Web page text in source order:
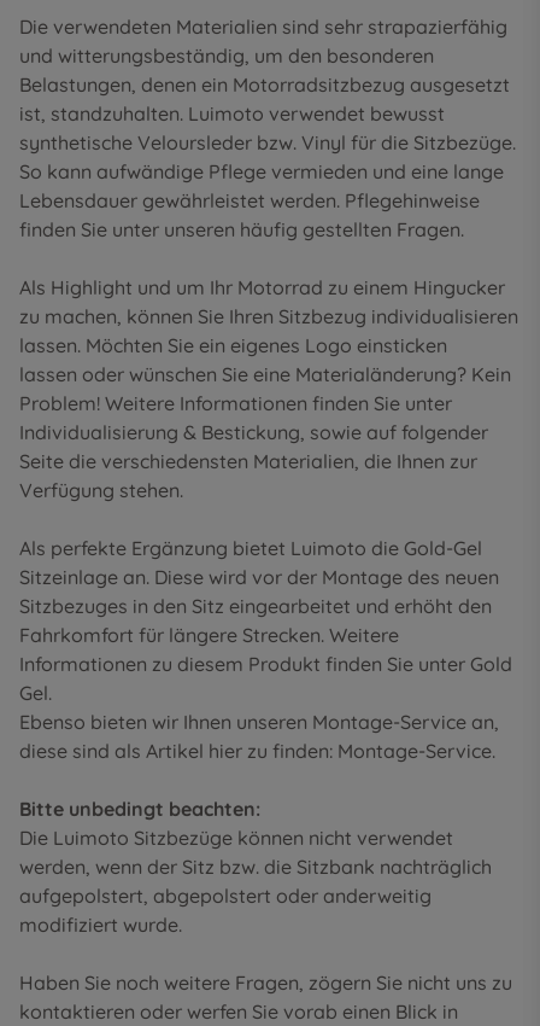
Die verwendeten Materialien sind sehr strapazierfähig
und witterungsbeständig, um den besonderen
Belastungen, denen ein Motorradsitzbezug ausgesetzt
ist, standzuhalten. Luimoto verwendet bewusst
synthetische Veloursleder bzw. Vinyl für die Sitzbezüge.
So kann aufwändige Pflege vermieden und eine lange
Lebensdauer gewährleistet werden. Pflegehinweise
finden Sie unter unseren häufig gestellten Fragen.
Als Highlight und um Ihr Motorrad zu einem Hingucker
zu machen, können Sie Ihren Sitzbezug individualisieren
lassen. Möchten Sie ein eigenes Logo einsticken
lassen oder wünschen Sie eine Materialänderung? Kein
Problem! Weitere Informationen finden Sie unter
Individualisierung & Bestickung, sowie auf folgender
Seite die verschiedensten Materialien, die Ihnen zur
Verfügung stehen.
Als perfekte Ergänzung bietet Luimoto die Gold-Gel
Sitzeinlage an. Diese wird vor der Montage des neuen
Sitzbezuges in den Sitz eingearbeitet und erhöht den
Fahrkomfort für längere Strecken. Weitere
Informationen zu diesem Produkt finden Sie unter Gold
Gel.
Ebenso bieten wir Ihnen unseren Montage-Service an,
diese sind als Artikel hier zu finden: Montage-Service.
Bitte unbedingt beachten:
Die Luimoto Sitzbezüge können nicht verwendet
werden, wenn der Sitz bzw. die Sitzbank nachträglich
aufgepolstert, abgepolstert oder anderweitig
modifiziert wurde.
Haben Sie noch weitere Fragen, zögern Sie nicht uns zu
kontaktieren oder werfen Sie vorab einen Blick in